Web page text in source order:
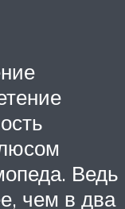
Ведь
чем в два